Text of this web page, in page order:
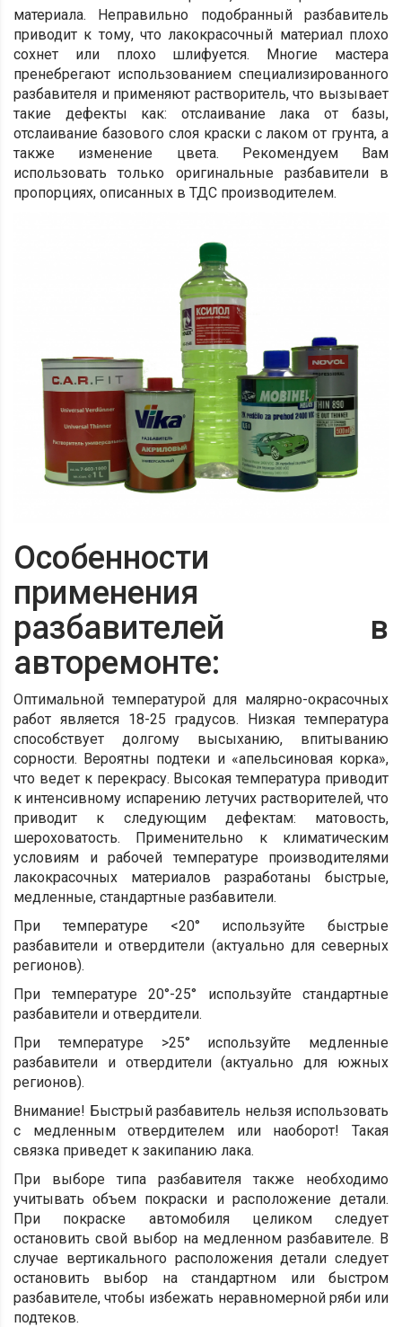
материала. Неправильно подобранный разбавитель
приводит к тому, что лакокрасочный материал плохо
сохнет или плохо шлифуется. Многие мастера
пренебрегают использованием специализированного
разбавителя и применяют растворитель, что вызывает
такие дефекты как: отслаивание лака от базы,
отслаивание базового слоя краски с лаком от грунта, а
также изменение цвета. Рекомендуем Вам
использовать только оригинальные разбавители в
пропорциях, описанных в ТДС производителем.
Особенности
применения
разбавителей в
авторемонте:
Оптимальной температурой для малярно-окрасочных
работ является 18-25 градусов. Низкая температура
способствует долгому высыханию, впитыванию
сорности. Вероятны подтеки и «апельсиновая корка»,
что ведет к перекрасу. Высокая температура приводит
к интенсивному испарению летучих растворителей, что
приводит к следующим дефектам: матовость,
шероховатость. Применительно к климатическим
условиям и рабочей температуре производителями
лакокрасочных материалов разработаны быстрые,
медленные, стандартные разбавители.
При температуре <20° используйте быстрые
разбавители и отвердители (актуально для северных
регионов).
При температуре 20°-25° используйте стандартные
разбавители и отвердители.
При температуре >25° используйте медленные
разбавители и отвердители (актуально для южных
регионов).
Внимание! Быстрый разбавитель нельзя использовать
с медленным отвердителем или наоборот! Такая
связка приведет к закипанию лака.
При выборе типа разбавителя также необходимо
учитывать объем покраски и расположение детали.
При покраске автомобиля целиком следует
остановить свой выбор на медленном разбавителе. В
случае вертикального расположения детали следует
остановить выбор на стандартном или быстром
разбавителе, чтобы избежать неравномерной ряби или
подтеков.